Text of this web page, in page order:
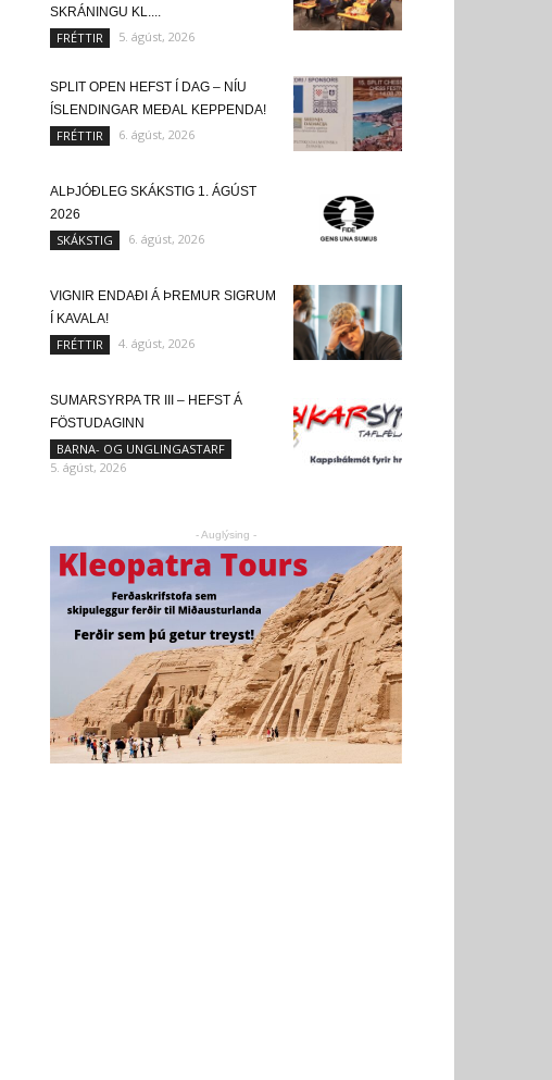
SKRÁNINGU KL....
FRÉTTIR 5. ágúst, 2026
SPLIT OPEN HEFST Í DAG – NÍU
ÍSLENDINGAR MEÐAL KEPPENDA!
FRÉTTIR 6. ágúst, 2026
ALÞJÓÐLEG SKÁKSTIG 1. ÁGÚST
2026
SKÁKSTIG 6. ágúst, 2026
VIGNIR ENDAÐI Á ÞREMUR SIGRUM
Í KAVALA!
FRÉTTIR 4. ágúst, 2026
SUMARSYRPA TR III – HEFST Á
FÖSTUDAGINN
BARNA- OG UNGLINGASTARF
5. ágúst, 2026
- Auglýsing -